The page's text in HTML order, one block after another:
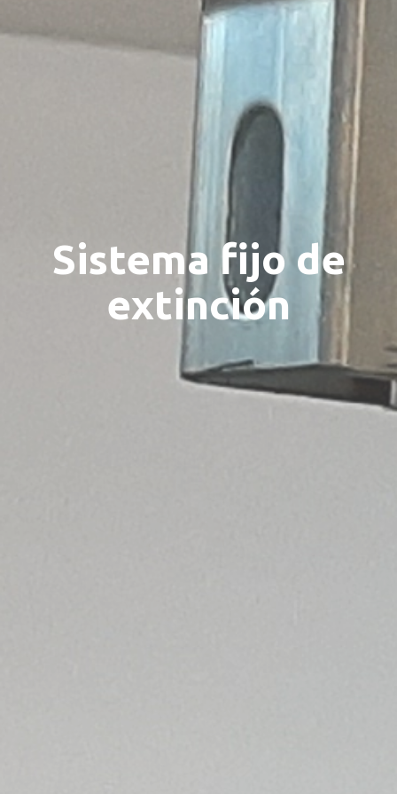
Sistema fijo de
extinción